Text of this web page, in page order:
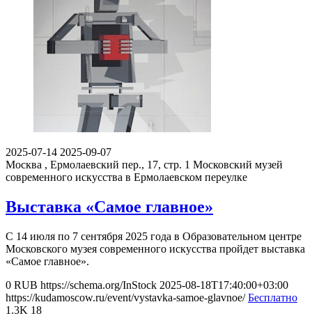
2025-07-14 2025-09-07
Москва , Ермолаевский пер., 17, стр. 1 Московский музей
современного искусства в Ермолаевском переулке
Выставка «Самое главное»
С 14 июля по 7 сентября 2025 года в Образовательном центре
Московского музея современного искусства пройдет выставка
«Самое главное».
0 RUB https://schema.org/InStock 2025-08-18T17:40:00+03:00
https://kudamoscow.ru/event/vystavka-samoe-glavnoe/ Бесплатно
1.3K 18